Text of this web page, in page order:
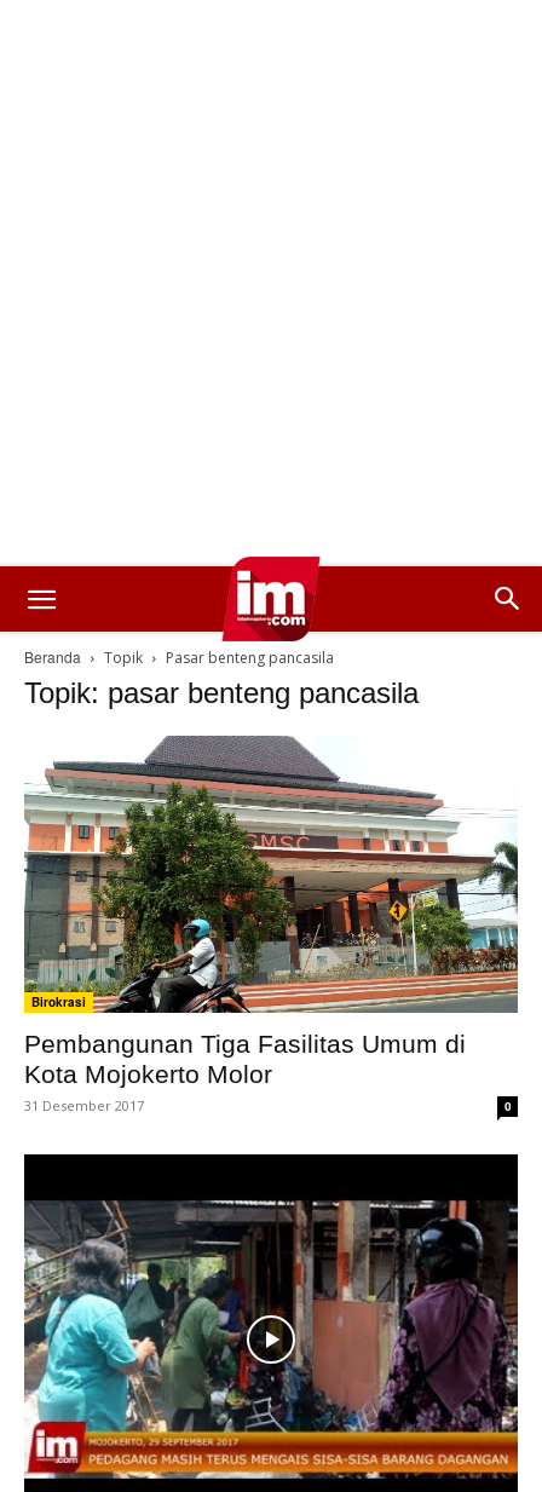
Beranda Topik Pasar benteng pancasila
Topik: pasar benteng pancasila
Birokrasi
Pembangunan Tiga Fasilitas Umum di
Kota Mojokerto Molor
31 Desember 2017 0